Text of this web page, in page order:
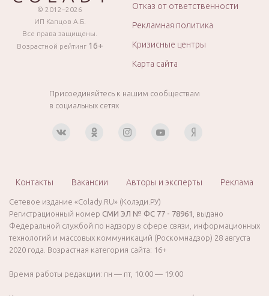
© 2012–2026
ИП Капцов А.Б.
Все права защищены.
Возрастной рейтинг 16+
Отказ от ответственности
Рекламная политика
Кризисные центры
Карта сайта
Присоединяйтесь к нашим сообществам
в социальных сетях
Контакты Вакансии Авторы и эксперты Реклама
Сетевое издание «Colady.RU» (Колэди.РУ)
Регистрационный номер СМИ ЭЛ № ФС 77 - 78961
, выдано
Федеральной службой по надзору в сфере связи, информационных
технологий и массовых коммуникаций (Роскомнадзор) 28 августа
2020 года. Возрастная категория сайта: 16+
Время работы редакции: пн — пт, 10:00 — 19:00